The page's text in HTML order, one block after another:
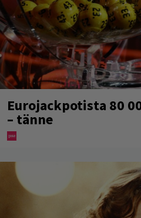
Eurojackpotista 80
– tänne